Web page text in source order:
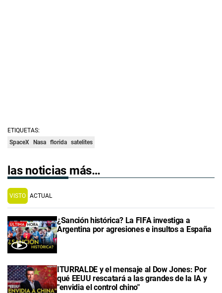
ETIQUETAS:
SpaceX
Nasa florida satelites
las noticias más…
VISTO ACTUAL
¿Sanción histórica? La FIFA investiga a
Argentina por agresiones e insultos a España
ITURRALDE y el mensaje al Dow Jones: Por
qué EEUU rescatará a las grandes de la IA y
"envidia el control chino"